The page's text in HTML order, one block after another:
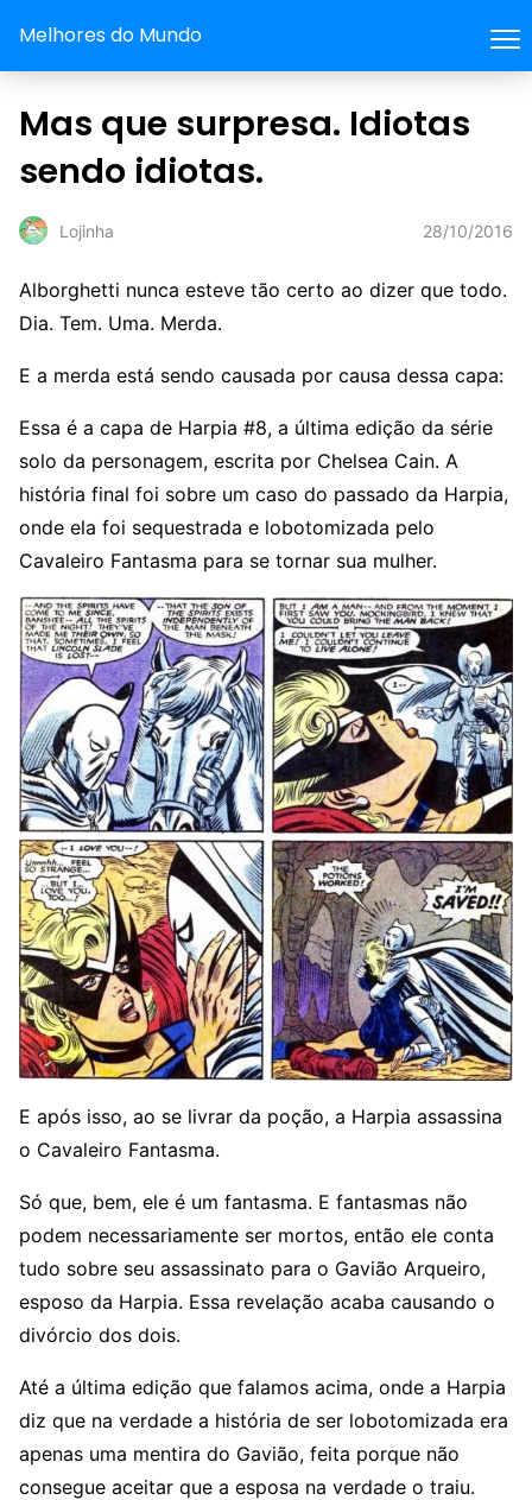
Melhores do Mundo
Mas que surpresa. Idiotas
sendo idiotas.
Lojinha 28/10/2016
Alborghetti nunca esteve tão certo ao dizer que todo.
Dia. Tem. Uma. Merda.
E a merda está sendo causada por causa dessa capa:
Essa é a capa de Harpia #8, a última edição da série
solo da personagem, escrita por Chelsea Cain. A
história final foi sobre um caso do passado da Harpia,
onde ela foi sequestrada e lobotomizada pelo
Cavaleiro Fantasma para se tornar sua mulher.
E após isso, ao se livrar da poção, a Harpia assassina
o Cavaleiro Fantasma.
Só que, bem, ele é um fantasma. E fantasmas não
podem necessariamente ser mortos, então ele conta
tudo sobre seu assassinato para o Gavião Arqueiro,
esposo da Harpia. Essa revelação acaba causando o
divórcio dos dois.
Até a última edição que falamos acima, onde a Harpia
diz que na verdade a história de ser lobotomizada era
apenas uma mentira do Gavião, feita porque não
consegue aceitar que a esposa na verdade o traiu.